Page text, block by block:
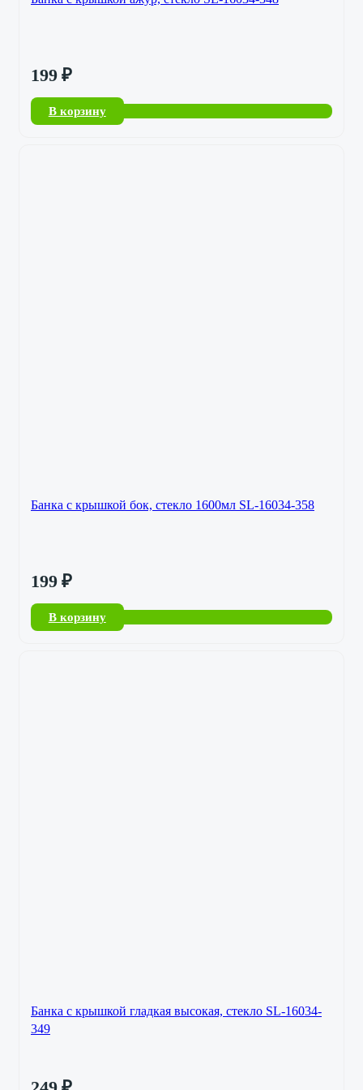
199 ₽
В корзину
Банка с крышкой бок, стекло 1600мл SL-16034-358
199 ₽
В корзину
Банка с крышкой гладкая высокая, стекло SL-16034-
349